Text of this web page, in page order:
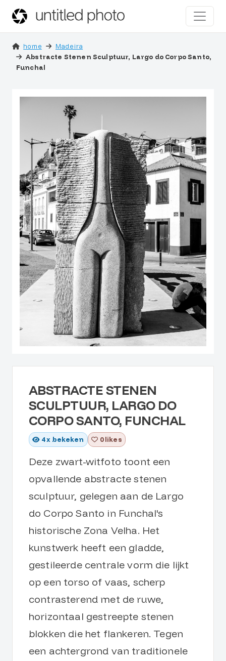
home
Madeira
Abstracte Stenen Sculptuur, Largo do Corpo Santo,
Funchal
ABSTRACTE STENEN
SCULPTUUR, LARGO DO
CORPO SANTO, FUNCHAL
4x bekeken 0 likes
Deze zwart-witfoto toont een
opvallende abstracte stenen
sculptuur, gelegen aan de Largo
do Corpo Santo in Funchal's
historische Zona Velha. Het
kunstwerk heeft een gladde,
gestileerde centrale vorm die lijkt
op een torso of vaas, scherp
contrasterend met de ruwe,
horizontaal gestreepte stenen
blokken die het flankeren. Tegen
een achtergrond van traditionele